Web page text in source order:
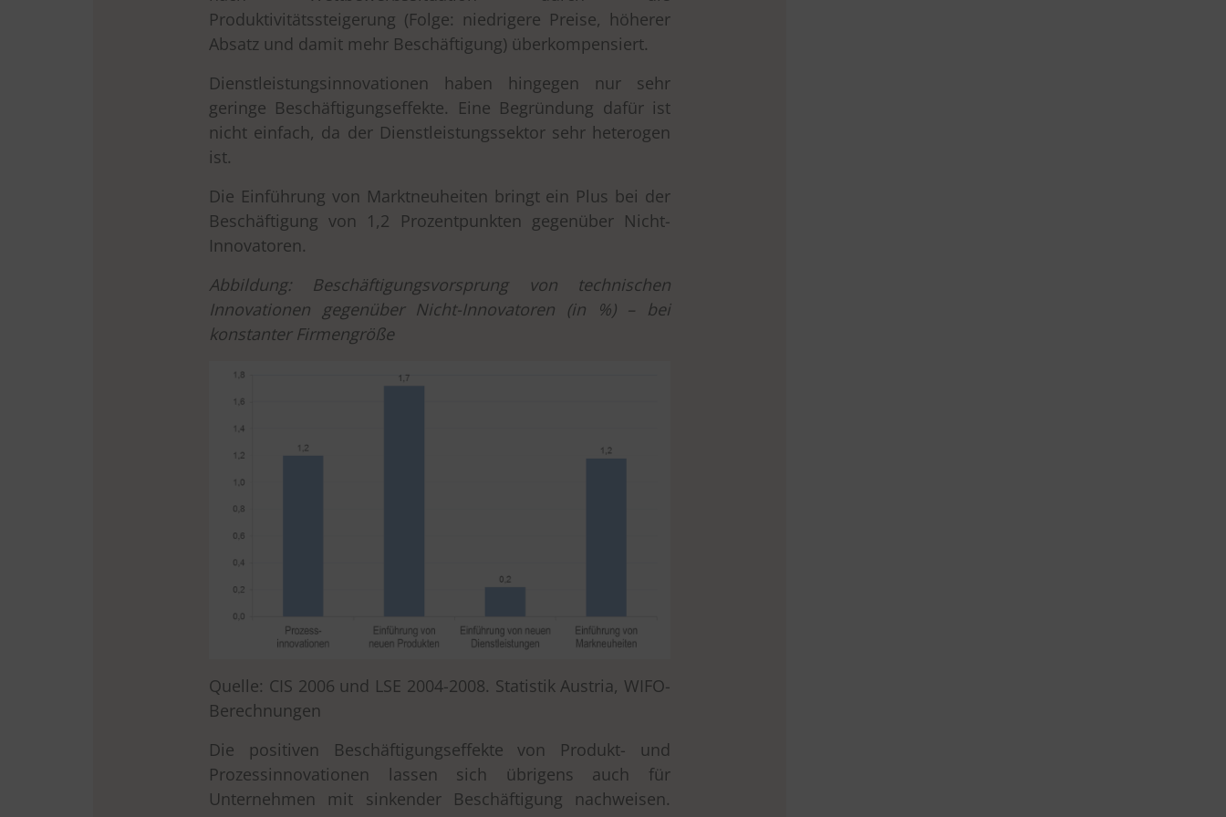
Produktivitätssteigerung (Folge: niedrigere Preise, höherer
Absatz und damit mehr Beschäftigung) überkompensiert.
Dienstleistungsinnovationen haben hingegen nur sehr
geringe Beschäftigungseffekte. Eine Begründung dafür ist
nicht einfach, da der Dienstleistungssektor sehr heterogen
ist.
Die Einführung von Marktneuheiten bringt ein Plus bei der
Beschäftigung von 1,2 Prozentpunkten gegenüber Nicht-
Innovatoren.
Abbildung: Beschäftigungsvorsprung von technischen
Innovationen gegenüber Nicht-Innovatoren (in %) – bei
konstanter Firmengröße
Quelle: CIS 2006 und LSE 2004-2008. Statistik Austria, WIFO-
Berechnungen
Die positiven Beschäftigungseffekte von Produkt- und
Prozessinnovationen lassen sich übrigens auch für
Unternehmen mit sinkender Beschäftigung nachweisen.